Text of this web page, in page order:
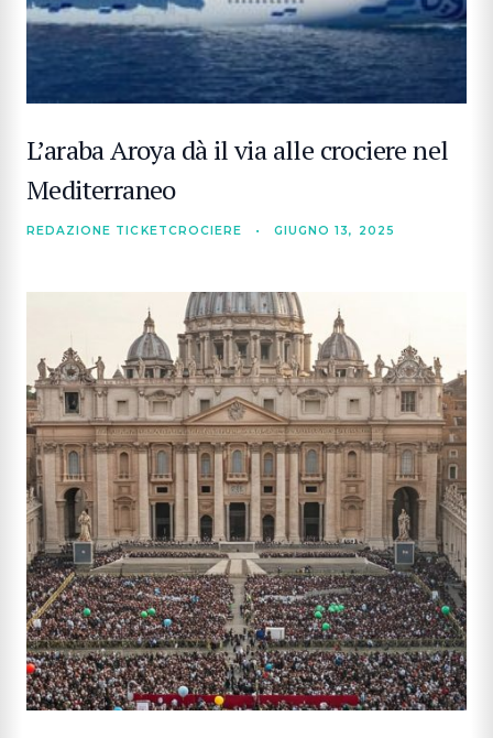
L’araba Aroya dà il via alle crociere nel
Mediterraneo
REDAZIONE TICKETCROCIERE • GIUGNO 13, 2025